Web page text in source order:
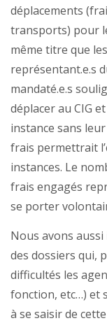
déplacements
transports) pour
même titre que
représentant.e.s
mandaté.e.s
déplacer au CIG
instance sans
frais permettrait
instances. Le
frais engagés
se porter
Nous avons
des dossiers qui,
difficultés les
fonction, etc…) et
à se saisir de